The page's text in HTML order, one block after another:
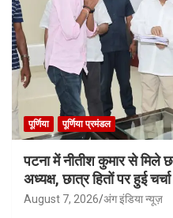
पूर्णिया पूर्णिया प्रमंडल
पटना में नीतीश कुमार से मिले
अध्यक्ष, छात्र हितों पर हुई चर्चा
August 7, 2026 अंग इंडिया न्यूज़